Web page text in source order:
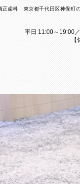
正歯科 東京都千代田区神保町
平日 11:00～19:00
KAZ矯正歯
医院案内
歯科用CT
矯正歯科
これから矯
矯正歯科治
大人の矯正